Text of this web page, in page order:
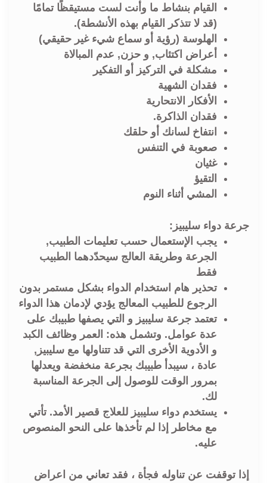
القيام بنشاط ما وأنت لست مستيقظًا تمامًا
(قد لا تتذكر القيام بهذه الأنشطة).
الهلوسة (رؤية أو سماع شيء غير حقيقي)
أعراض اكتئاب, و حزن, عدم المبالاة
مشكلة في التركيز أو التفكير
فقدان الشهية
الأفكار الانتحارية
فقدان الذاكرة.
انتفاخ لسانك أو حلقك
صعوبة في التنفس
غثيان
التقيؤ
المشي أثناء النوم
جرعة دواء سليبيز:
يجب الإستعمال حسب تعليمات الطبيب,
الجرعة وطريقة العالج سيحدّدهما الطبيب
فقط
تحذير هام استخدام الدواء بشكل مستمر بدون
الرجوع للطبيب المعالج يؤدي لإدمان هذا الدواء
تعتمد جرعة سليبيز و التي يصفها طبيبك على
عدة عوامل. وتشمل هذه: العمر وظائف الكبد
و الأدوية الأخرى التي قد تتناولها مع سليبيز,
عادة ، سيبدأ طبيبك بجرعة منخفضة ويعدلها
بمرور الوقت للوصول إلى الجرعة المناسبة
لك.
يستخدم دواء سليبيز للعلاج قصير الأمد. تأتي
مع مخاطر إذا لم تأخذها على النحو المنصوص
عليه.
إذا توقفت عن تناوله فجأة ، فقد تعاني من اعراض